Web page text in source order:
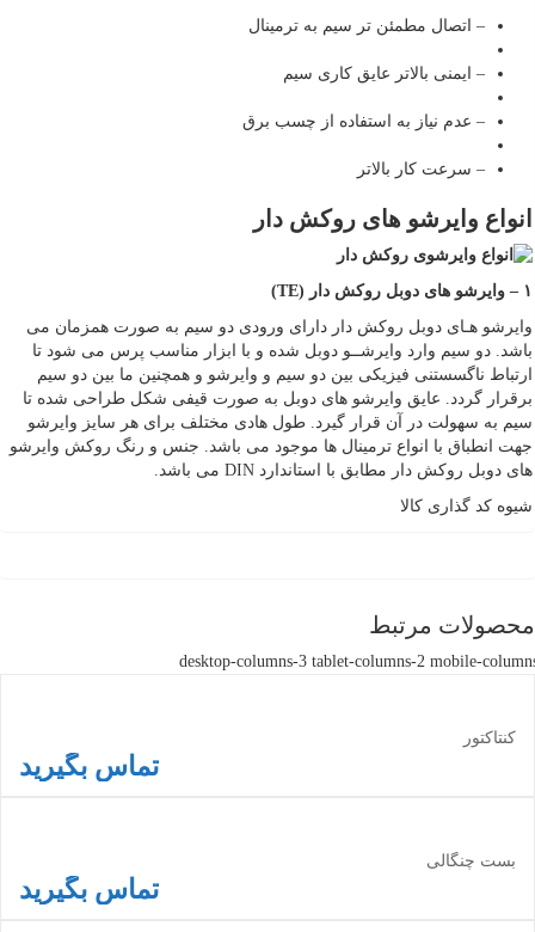
– اتصال مطمئن تر سیم به ترمینال
– ایمنی بالاتر عایق کاری سیم
– عدم نیاز به استفاده از چسب برق
– سرعت کار بالاتر
انواع وایرشو های روکش دار
۱ – وایرشو های دوبل روکش دار (TE)
وایرشو هـای دوبل روکش دار دارای ورودی دو سیم به صورت همزمان می
باشد. دو سیم وارد وایرشــو دوبل شده و با ابزار مناسب پرس می شود تا
ارتباط ناگسستنی فیزیکی بین دو سیم و وایرشو و همچنین ما بین دو سیم
برقرار گردد. عایق وایرشو های دوبل به صورت قیفی شکل طراحی شده تا
سیم به سهولت در آن قرار گیرد. طول هادی مختلف برای هر سایز وایرشو
جهت انطباق با انواع ترمینال ها موجود می باشد. جنس و رنگ روکش وایرشو
های دوبل روکش دار مطابق با استاندارد DIN می باشد.
شیوه کد گذاری کالا
محصولات مرتبط
desktop-columns-3 tablet-columns-2 mobile-
بست چنگالی
تماس بگیرید
کنتاکتور
تماس بگیرید